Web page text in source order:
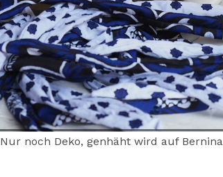
Nur noch Deko, genhäht wird auf Bernina